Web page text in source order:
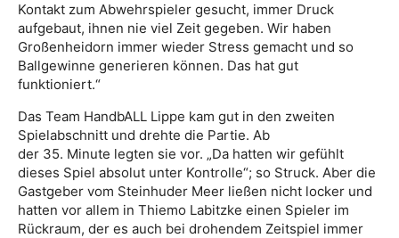
Kontakt zum Abwehrspieler gesucht, immer Druck
aufgebaut, ihnen nie viel Zeit gegeben. Wir haben
Großenheidorn immer wieder Stress gemacht und so
Ballgewinne generieren können. Das hat gut
funktioniert.“
Das Team HandbALL Lippe kam gut in den zweiten
Spielabschnitt und drehte die Partie. Ab
der 35. Minute legten sie vor. „Da hatten wir gefühlt
dieses Spiel absolut unter Kontrolle“; so Struck. Aber die
Gastgeber vom Steinhuder Meer ließen nicht locker und
hatten vor allem in Thiemo Labitzke einen Spieler im
Rückraum, der es auch bei drohendem Zeitspiel immer